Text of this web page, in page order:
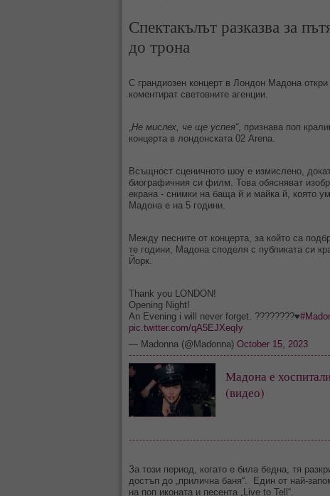
Спектакълът разказва за
до трона
С грандиозен концерт в Лондон Мадона
коментират световните агенции.
„Не мислех, че ще успея“, признава поп
концерта в лондонската 02 Arena.
Всъщност сценичното шоу е измислено,
биографичния си филм. Това обясняват
екрана - снимки на баща й и майка й, която
Мадона е на 5 години.
Между песните от концерта, за който са
те години, Мадона споделя с публиката си
Йорк.
Thank you LONDON!
Opening Night!
An Evening i will never forget. ????????♥️
pic.twitter.com/qA5EJXeqIy
— Madonna (@Madonna) October 15, 2023
Мадона е
(видео)
За този период, когато е била бедна, тя
достъп до „прилична баня“. Един от най-
на поп иконата и песента „Lіve to Tell“.